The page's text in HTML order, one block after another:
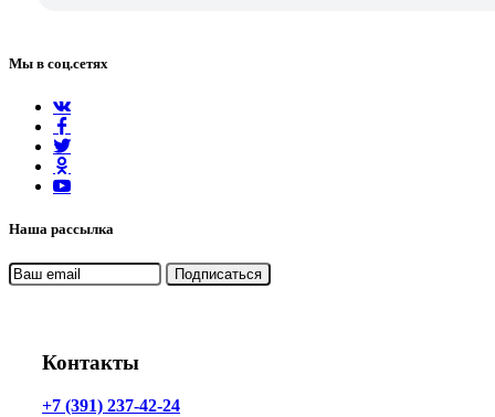
Мы в соц.сетях
Наша рассылка
Контакты
+7 (391) 237-42-24